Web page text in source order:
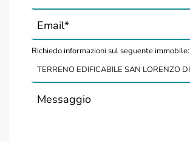
Richiedo informazioni sul seguente immobile: